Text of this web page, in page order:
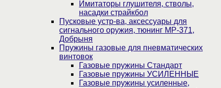
Имитаторы глушителя, стволы,
насадки страйкбол
Пусковые устр-ва, аксессуары для
сигнального оружия, тюнинг МР-371,
Добрыня
Пружины газовые для пневматических
винтовок
Газовые пружины Стандарт
Газовые пружины УСИЛЕННЫЕ
Газовые пружины усиленные,